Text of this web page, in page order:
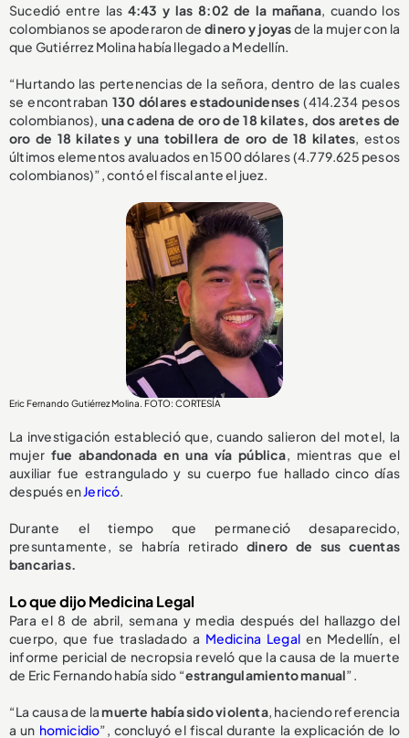
Sucedió entre las 4:43 y las 8:02 de la mañana, cuando los
colombianos se apoderaron dedinero y joyasde la mujer con la
que Gutiérrez Molina había llegado a Medellín.
“Hurtando las pertenencias de la señora, dentro de las cuales
se encontraban 130 dólares estadounidenses (414.234 pesos
colombianos),una cadena de oro de 18 kilates, dos aretes de
oro de 18 kilates y una tobillera de oro de 18 kilates, estos
últimos elementos avaluados en 1500 dólares (4.779.625 pesos
colombianos)”, contó el fiscal ante el juez.
Eric Fernando Gutiérrez Molina. FOTO: CORTESÍA
La investigación estableció que, cuando salieron del motel, la
mujer fue abandonada en una vía pública, mientras que el
auxiliar fue estrangulado y su cuerpo fue hallado cinco días
después enJericó.
Durante el tiempo que permaneció desaparecido,
presuntamente, se habría retirado dinero de sus cuentas
bancarias.
Lo que dijo Medicina Legal
Para el 8 de abril, semana y media después del hallazgo del
cuerpo, que fue trasladado a Medicina Legal en Medellín, el
informe pericial de necropsia reveló que la causa de la muerte
de Eric Fernando había sido “estrangulamiento manual”.
“La causa de lamuerte había sido violenta, haciendo referencia
a un homicidio”, concluyó el fiscal durante la explicación de lo